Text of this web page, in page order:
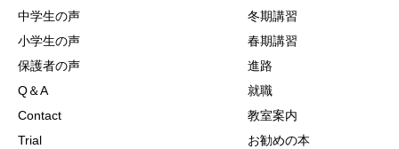
中学生の声
小学生の声
保護者の声
Q＆A
Contact
Trial
冬期講習
春期講習
進路
就職
教室案内
お勧めの本